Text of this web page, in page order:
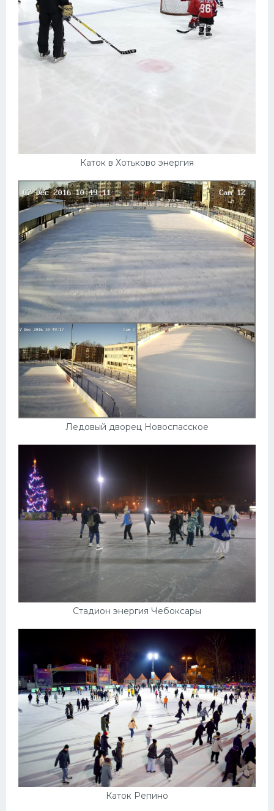
Каток в Хотьково энергия
Ледовый дворец Новоспасское
Стадион энергия Чебоксары
Каток Репино